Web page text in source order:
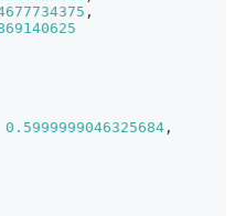
,
0.5999999046325684 ,